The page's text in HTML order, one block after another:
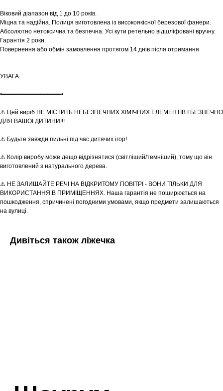
Віковий діапазон від 1 до 10 років.
Міцна та надійна. Полиця виготовлена із високоякісної березової фанери.
Абсолютно нетоксична та безпечна. Усі кути ретельно відшліфовані вручну.
Гарантія 2 роки.
Повернення або обмін замовлення протягом 14 днів після отримання
УВАГА
•━━━━━━━━━━━━━━━━━•
⚠️ Цей виріб НЕ МІСТИТЬ НЕБЕЗПЕЧНИХ ХІМІЧНИХ ЕЛЕМЕНТІВ І БЕЗПЕЧНО
ДЛЯ ВАШОЇ ДИТИНИ!!!
⚠️ Будьте завжди пильні під час дитячих ігор!
⚠️ Колір виробу може дещо відрізнятися (світліший/темніший), тому що він
виготовлений з натурального дерева.
⚠️ НЕ ЗАЛИШАЙТЕ РЕЧІ НА ВІДКРИТОМУ ПОВІТРІ - ВОНИ ТІЛЬКИ ДЛЯ
ВИКОРИСТАННЯ В ПРИМІЩЕННЯХ. Наша гарантія не поширюється на
пошкодження, спричинені погодними умовами, якщо предмети залишаються
на вулиці.
Дивіться також ліжечка
Шоурум
Tekstura
для вас
Записатися